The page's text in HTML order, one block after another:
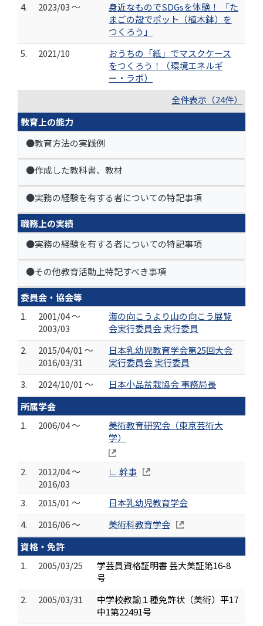
4.
2023/03 ～
身近なものでSDGsを体験！ 「た
まごの殻でポット（植木鉢）を
つくろう」
5.
2021/10
おうちの「紙」でマスクケース
をつくろう！（環境エネルギ
ー・ラボ）
全件表示（24件）
教育上の能力
●教育方法の実践例
●作成した教科書、教材
●実務の経験を有する者についての特記事項
職務上の実績
●実務の経験を有する者についての特記事項
●その他教育活動上特記すべき事項
委員会・協会等
1.
2001/04 ～
2003/03
海の向こうより山の向こう展覧
会実行委員会 実行委員
2.
2015/04/01 ～
2016/03/31
日本乳幼児教育学会第25回大会
実行委員会 実行委員
3.
2024/10/01 ～
日本小品盆栽協会 事務局長
所属学会
1.
2006/04 ～
美術教育研究会（東京芸術大
学）
2.
2012/04 ～
2016/03
∟ 幹事
3. 2015/01 ～
日本乳幼児教育学会
4.
2016/06 ～
美術科教育学会
資格・免許
1.
2005/03/25
学芸員資格証明書 芸大美証第16-8
号
2.
2005/03/31
中学校教諭１種免許状（美術）平17
中1第22491号